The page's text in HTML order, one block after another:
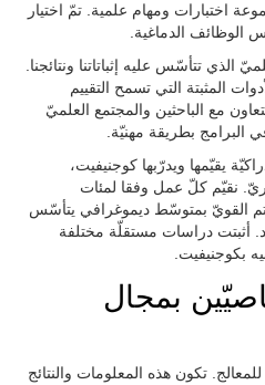
اختبارات ومهام علمية. تمّ اختيار
الوظائف الدماغية.
الذي تتأسّس عليه إثباتاتنا ونتائجنا.
المثبتة التي تسمح التقييم
مع الباحثين والمجتمع العلميّ
البرامج بطريقة مهنيّة.
أكثر من 20 مهارة إدراكيّة يقيّمها ويدرّبها كوجنيفيت،
نقيّم كلّ عمل وفقا لمئات
القويّ بمتوسّط ديموغرافي يتأسّس
أثبتت دراسات مستقلّة مختلفة
بكوجنيفيت.
بمجال
تكون هذه المعلومات والنتائج